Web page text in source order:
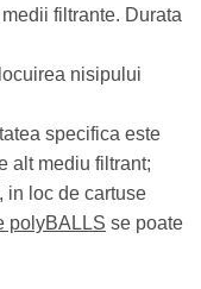
filtrante. Durata
nisipului
specifica este
alt mediu filtrant;
in loc de cartuse
polyBALLS se poate